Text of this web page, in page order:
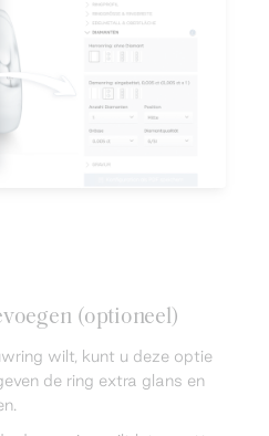
(optioneel)
wilt, kunt u deze optie
de ring extra glans en